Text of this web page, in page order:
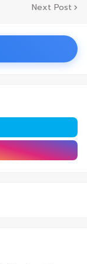
Next Post